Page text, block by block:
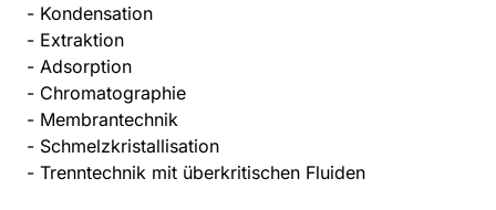
- Kondensation
- Extraktion
- Adsorption
- Chromatographie
- Membrantechnik
- Schmelzkristallisation
- Trenntechnik mit überkritischen Fluiden